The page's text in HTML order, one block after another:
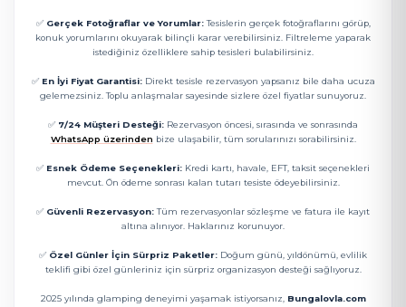
✅ Gerçek Fotoğraflar ve Yorumlar:Tesislerin gerçek fotoğraflarını görüp,
konuk yorumlarını okuyarak bilinçli karar verebilirsiniz. Filtreleme yaparak
istediğiniz özelliklere sahip tesisleri bulabilirsiniz.
✅ En İyi Fiyat Garantisi:Direkt tesisle rezervasyon yapsanız bile daha ucuza
gelemezsiniz. Toplu anlaşmalar sayesinde sizlere özel fiyatlar sunuyoruz.
✅ 7/24 Müşteri Desteği: Rezervasyon öncesi, sırasında ve sonrasında
WhatsApp üzerinden bize ulaşabilir, tüm sorularınızı sorabilirsiniz.
✅ Esnek Ödeme Seçenekleri: Kredi kartı, havale, EFT, taksit seçenekleri
mevcut. Ön ödeme sonrası kalan tutarı tesiste ödeyebilirsiniz.
✅ Güvenli Rezervasyon:Tüm rezervasyonlar sözleşme ve fatura ile kayıt
altına alınıyor. Haklarınız korunuyor.
✅ Özel Günler İçin Sürpriz Paketler: Doğum günü, yıldönümü, evlilik
teklifi gibi özel günleriniz için sürpriz organizasyon desteği sağlıyoruz.
2025 yılında glamping deneyimi yaşamak istiyorsanız,
Bungalovla.com